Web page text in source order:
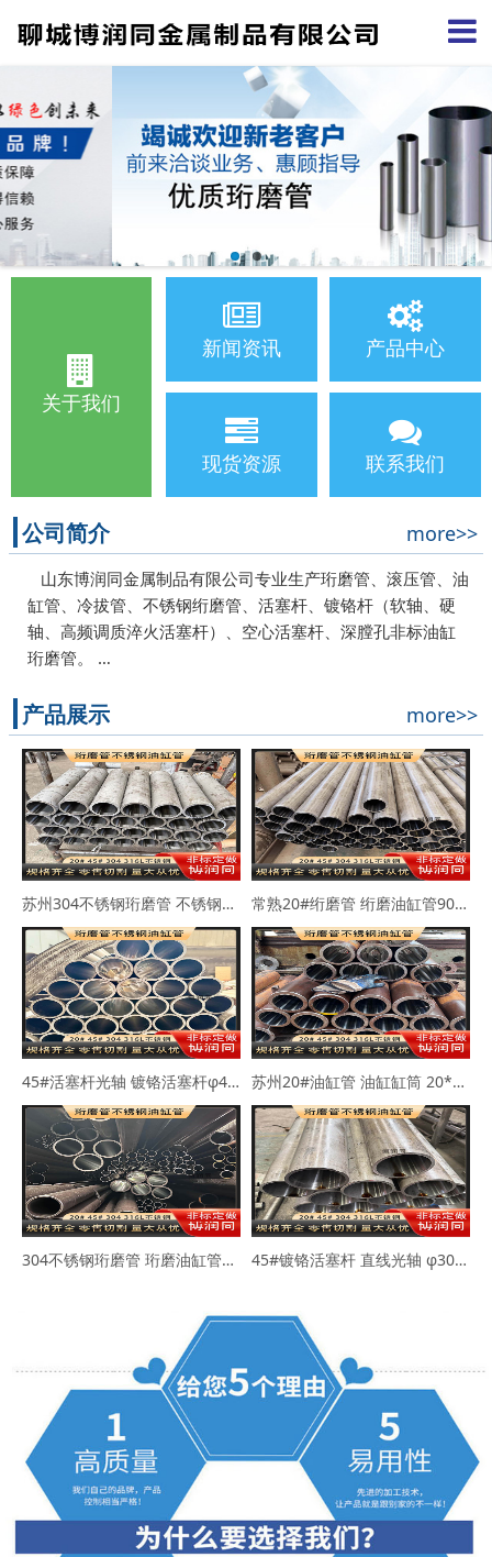
关于我们
新闻资讯 产品中心
现货资源 联系我们
公司简介 more>>
山东博润同金属制品有限公司专业生产珩磨管、滚压管、油
缸管、冷拔管、不锈钢绗磨管、活塞杆、镀铬杆（软轴、硬
轴、高频调质淬火活塞杆）、空心活塞杆、深膛孔非标油缸
珩磨管。 …
产品展示 more>>
苏州304不锈钢珩磨管 不锈钢缸筒90*102 63*73 常熟20#绗磨管 绗磨油缸管90*114 100*110
45#活塞杆光轴 镀铬活塞杆φ40-50mm 苏州20#油缸管 油缸缸筒 20*30 40*50
304不锈钢珩磨管 珩磨油缸管63*73 80*89 45#镀铬活塞杆 直线光轴 φ30-45-50mm